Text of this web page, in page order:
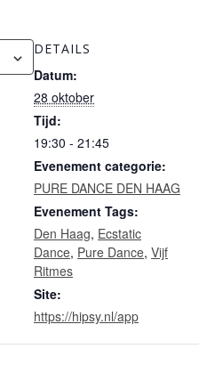
DETAILS
Datum:
28 oktober
Tijd:
19:30 - 21:45
Evenement categorie:
PURE DANCE DEN HAAG
Evenement Tags:
Den Haag, Ecstatic
Dance, Pure Dance, Vijf
Ritmes
Site:
https://hipsy.nl/app